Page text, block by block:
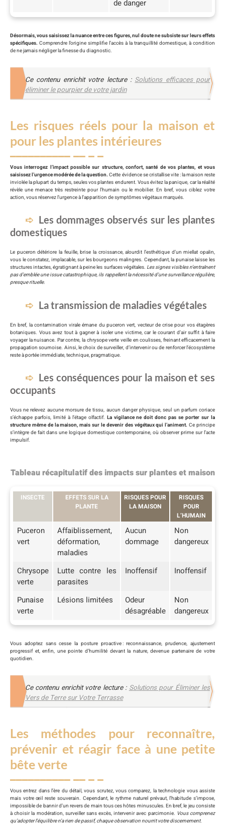
de danger
Désormais, vous saisissez la nuance entre ces figures, nul doute ne subsiste sur leurs effets
spécifiques. Comprendre l’origine simplifie l’accès à la tranquillité domestique, à condition
de ne jamais négliger la finesse du diagnostic.
Ce contenu enrichit votre lecture : Solutions efficaces pour
éliminer le pourpier de votre jardin
Les risques réels pour la maison et
pour les plantes intérieures
Vous interrogez l’impact possible sur structure, confort, santé de vos plantes, et vous
saisissez l’urgence modérée de la question. Cette évidence se cristallise vite : la maison reste
inviolée la plupart du temps, seules vos plantes endurent. Vous évitez la panique, car la réalité
révèle une menace très restreinte pour l’humain ou le mobilier. En bref, vous ciblez votre
action, vous réservez l’urgence à l’apparition de symptômes végétaux marqués.
Les dommages observés sur les plantes
domestiques
Le puceron détériore la feuille, brise la croissance, alourdit l’esthétique d’un miellat opalin,
vous le constatez, implacable, sur les bourgeons malingres. Cependant, la punaise laisse les
structures intactes, égratignant à peine les surfaces végétales. Les signes visibles n’entraînent
pas d’emblée une issue catastrophique, ils rappellent la nécessité d’une surveillance régulière,
presque rituelle.
La transmission de maladies végétales
En bref, la contamination virale émane du puceron vert, vecteur de crise pour vos étagères
botaniques. Vous avez tout à gagner à isoler une victime, car le courant d’air suffit à faire
voyager la nuisance. Par contre, la chrysope verte veille en coulisses, freinant efficacement la
propagation sournoise. Ainsi, le choix de surveiller, d’intervenir ou de renforcer l’écosystème
reste à portée immédiate, technique, pragmatique.
Les conséquences pour la maison et ses
occupants
Vous ne relevez aucune morsure de tissu, aucun danger physique, seul un parfum coriace
s’échappe parfois, limité à l’étage olfactif. La vigilance ne doit donc pas se porter sur la
structure même de la maison, mais sur le devenir des végétaux qui l’animent. Ce principe
s’intègre de fait dans une logique domestique contemporaine, où observer prime sur l’acte
impulsif.
Tableau récapitulatif des impacts sur plantes et maison
INSECTE
EFFETS SUR LA
PLANTE
RISQUES POUR
LA MAISON
RISQUES
POUR
L’HUMAIN
Puceron
vert
Affaiblissement,
déformation,
maladies
Aucun
dommage
Non
dangereux
Chrysope
verte
Lutte contre les
parasites
Inoffensif Inoffensif
Punaise
verte
Lésions limitées
Odeur
désagréable
Non
dangereux
Vous adoptez sans cesse la posture proactive : reconnaissance, prudence, ajustement
progressif et, enfin, une pointe d’humilité devant la nature, devenue partenaire de votre
quotidien.
Ce contenu enrichit votre lecture : Solutions pour Éliminer les
Vers de Terre sur Votre Terrasse
Les méthodes pour reconnaître,
prévenir et réagir face à une petite
bête verte
Vous entrez dans l’ère du détail, vous scrutez, vous comparez, la technologie vous assiste
mais votre œil reste souverain. Cependant, le rythme naturel prévaut, l’habitude s’impose,
impossible de bannir d’un revers de main tous ces hôtes minuscules. En bref, le jeu consiste
à choisir la modération, surveiller sans excès, intervenir avec parcimonie. Vous comprenez
qu’adopter l’équilibre n’a rien de passif, chaque observation nourrit votre discernement.